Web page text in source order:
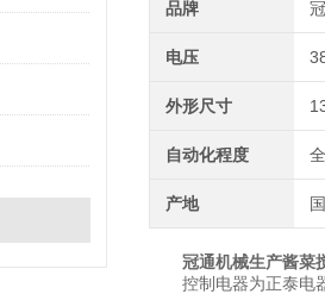
品牌
电压
外形尺寸
自动化程度
产地
冠通机械生产酱菜
控制电器为正泰电